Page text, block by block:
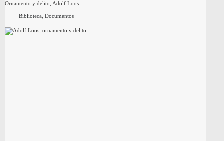
Ornamento y delito, Adolf Loos
Biblioteca, Documentos